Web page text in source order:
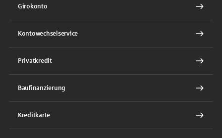
Girokonto
Kontowechselservice
Privatkredit
Baufinanzierung
Kreditkarte